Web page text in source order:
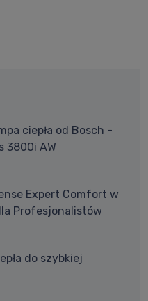
ciepła od Bosch -
3800i AW
Expert Comfort w
Profesjonalistów
do szybkiej